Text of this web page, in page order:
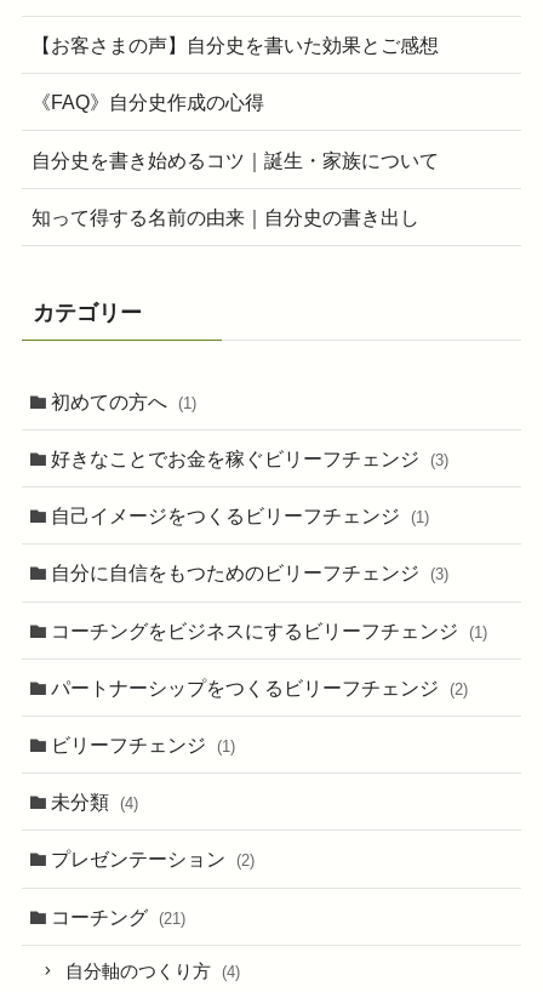
【お客さまの声】自分史を書いた効果とご感想
《FAQ》自分史作成の心得
自分史を書き始めるコツ｜誕生・家族について
知って得する名前の由来｜自分史の書き出し
カテゴリー
初めての方へ (1)
好きなことでお金を稼ぐビリーフチェンジ (3)
自己イメージをつくるビリーフチェンジ (1)
自分に自信をもつためのビリーフチェンジ (3)
コーチングをビジネスにするビリーフチェンジ (1)
パートナーシップをつくるビリーフチェンジ (2)
ビリーフチェンジ (1)
未分類 (4)
プレゼンテーション (2)
コーチング (21)
自分軸のつくり方 (4)